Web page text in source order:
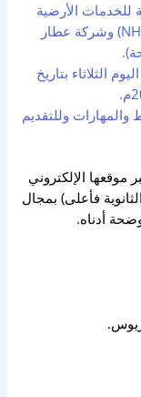
للخدمات الأرضية
(SAAGS)، خدمات المناولة الوطنية (NHS) وشركة عطار
الثلاثاء بتاريخ
وللتقديم
موقعها الإلكتروني
فأعلى) بمجال
أدناه.